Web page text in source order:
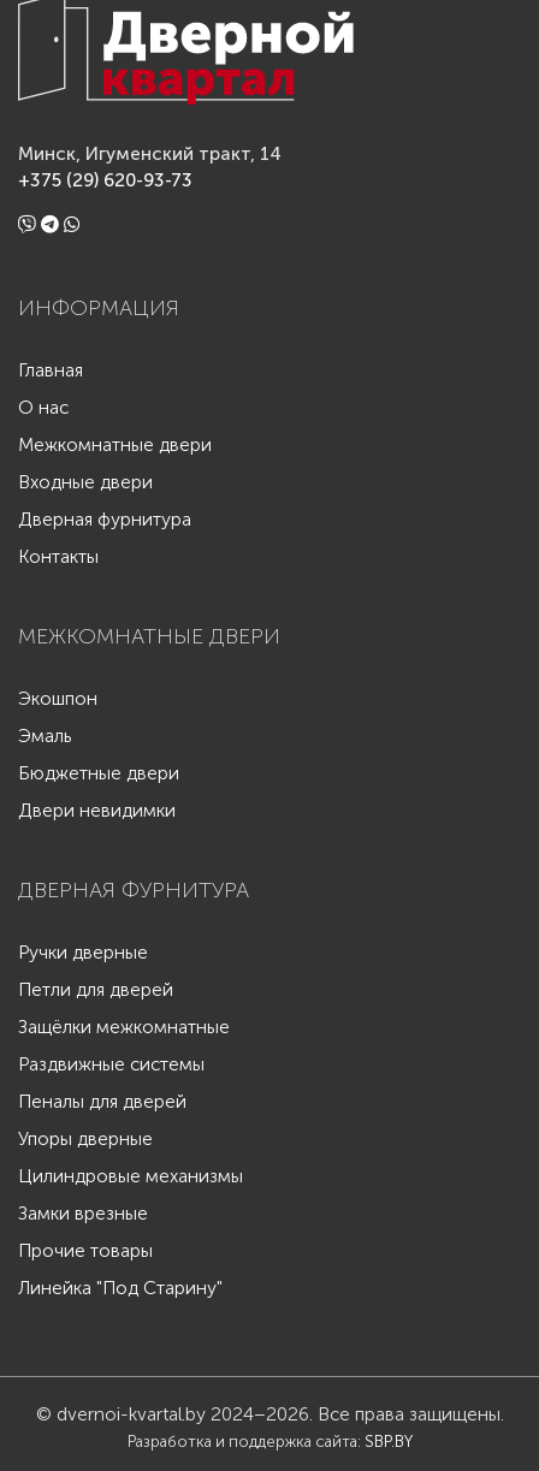
Минск, Игуменский тракт, 14
+375 (29) 620-93-73
ИНФОРМАЦИЯ
Главная
О нас
Межкомнатные двери
Входные двери
Дверная фурнитура
Контакты
МЕЖКОМНАТНЫЕ ДВЕРИ
Экошпон
Эмаль
Бюджетные двери
Двери невидимки
ДВЕРНАЯ ФУРНИТУРА
Ручки дверные
Петли для дверей
Защёлки межкомнатные
Раздвижные системы
Пеналы для дверей
Упоры дверные
Цилиндровые механизмы
Замки врезные
Прочие товары
Линейка "Под Старину"
© dvernoi-kvartal.by 2024–2026. Все права защищены.
Разработка и поддержка сайта: SBP.BY